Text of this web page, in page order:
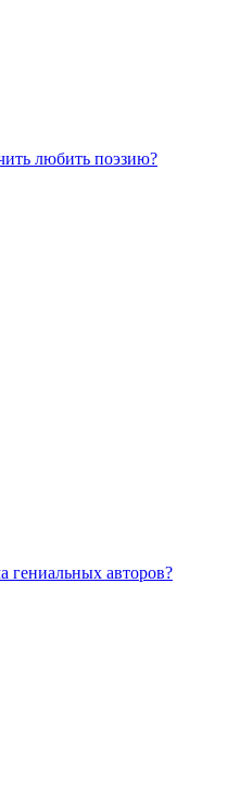
любить поэзию?
гениальных авторов?